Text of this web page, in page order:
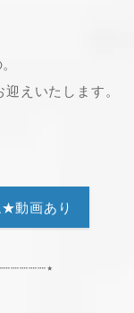
えいたします。
動画あり